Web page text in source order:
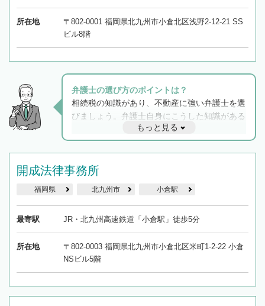
所在地
〒802-0001 福岡県北九州市小倉北区浅野2-12-21 SS
ビル8階
弁護士の選び方のポイントは？
相続税の知識があり、不動産に強い弁護士を選
びましょう。弁護士自身にこうした知識がある
と他士業との連携もスムーズに進み、トラブル
解決のみならず相続をトータルで任せることが
できます。また、相続は感情がからむ分野なの
でフィーリングも重要です。実際に電話や面談
頼をするのがおすすめです。
もっと見る
開成法律事務所
福岡県 北九州市 小倉駅
最寄駅 JR・北九州高速鉄道「小倉駅」徒歩5分
所在地
〒802-0003 福岡県北九州市小倉北区米町1-2-22 小倉
NSビル5階